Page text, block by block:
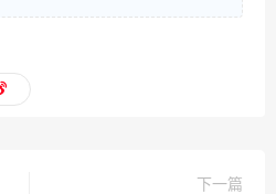
下一篇